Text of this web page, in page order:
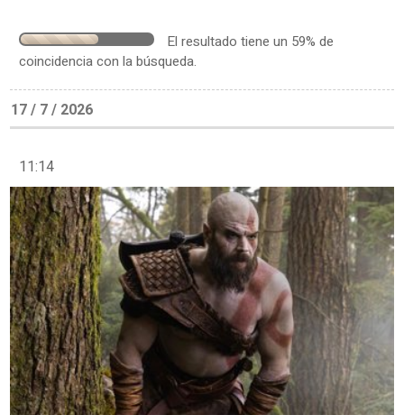
El resultado tiene un 59% de
coincidencia con la búsqueda.
17 / 7 / 2026
11:14